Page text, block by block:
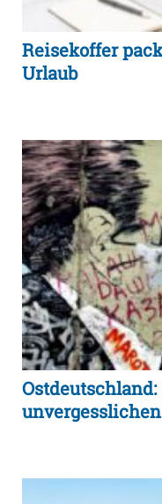
Reisekoffer
Urlaub